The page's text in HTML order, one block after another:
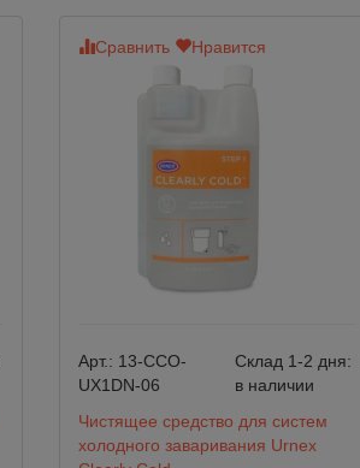
Сравнить Нравится
Арт.: 13-CCO-
UX1DN-06
Склад 1-2 дня:
в наличии
Чистящее средство для систем
холодного заваривания Urnex